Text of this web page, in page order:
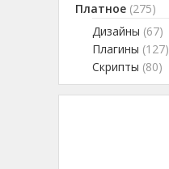
Платное (275)
Дизайны (67)
Плагины (127)
Скрипты (80)